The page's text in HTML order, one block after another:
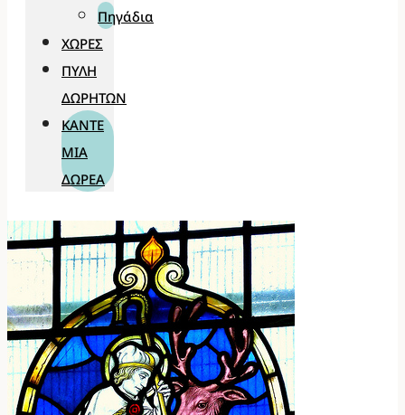
Πηγάδια
ΧΏΡΕΣ
ΠΎΛΗ
ΔΩΡΗΤΏΝ
ΚΆΝΤΕ
ΜΊΑ
ΔΩΡΕΆ